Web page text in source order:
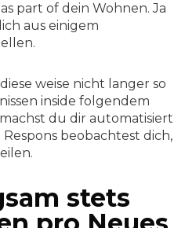
part of dein Wohnen. Ja
aus einigem
weise nicht langer so
inside folgendem
du dir automatisiert
beobachtest dich,
stets